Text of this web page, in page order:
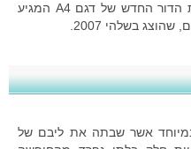
אאודי מציגה את הדור החדש של דגם A4 המגיע
בשלהי 2007.
אשר שבתה את ליבם של